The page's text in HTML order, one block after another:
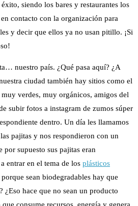
siendo los bares y restaurantes los
contacto con la organización para
y decir que ellos ya no usan pitillo. ¡Si
nuestro país. ¿Qué pasa aquí? ¿A
ciudad también hay sitios como el
verdes, muy orgánicos, amigos del
subir fotos a instagram de zumos súper
dentro. Un día les llamamos
pajitas y nos respondieron con un
supuesto sus pajitas eran
entrar en el tema de los plásticos
sean biodegradables hay que
¿Eso hace que no sean un producto